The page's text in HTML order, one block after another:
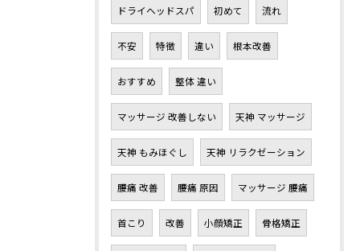
ドライヘッドスパ 初めて 流れ
不安 特徴 違い 根本改善
おすすめ 整体 違い
マッサージ 改善しない 天神 マッサージ
天神 もみほぐし 天神 リラクゼーション
腰痛 改善 腰痛 原因 マッサージ 腰痛
首こり 改善 小顔矯正 骨格矯正